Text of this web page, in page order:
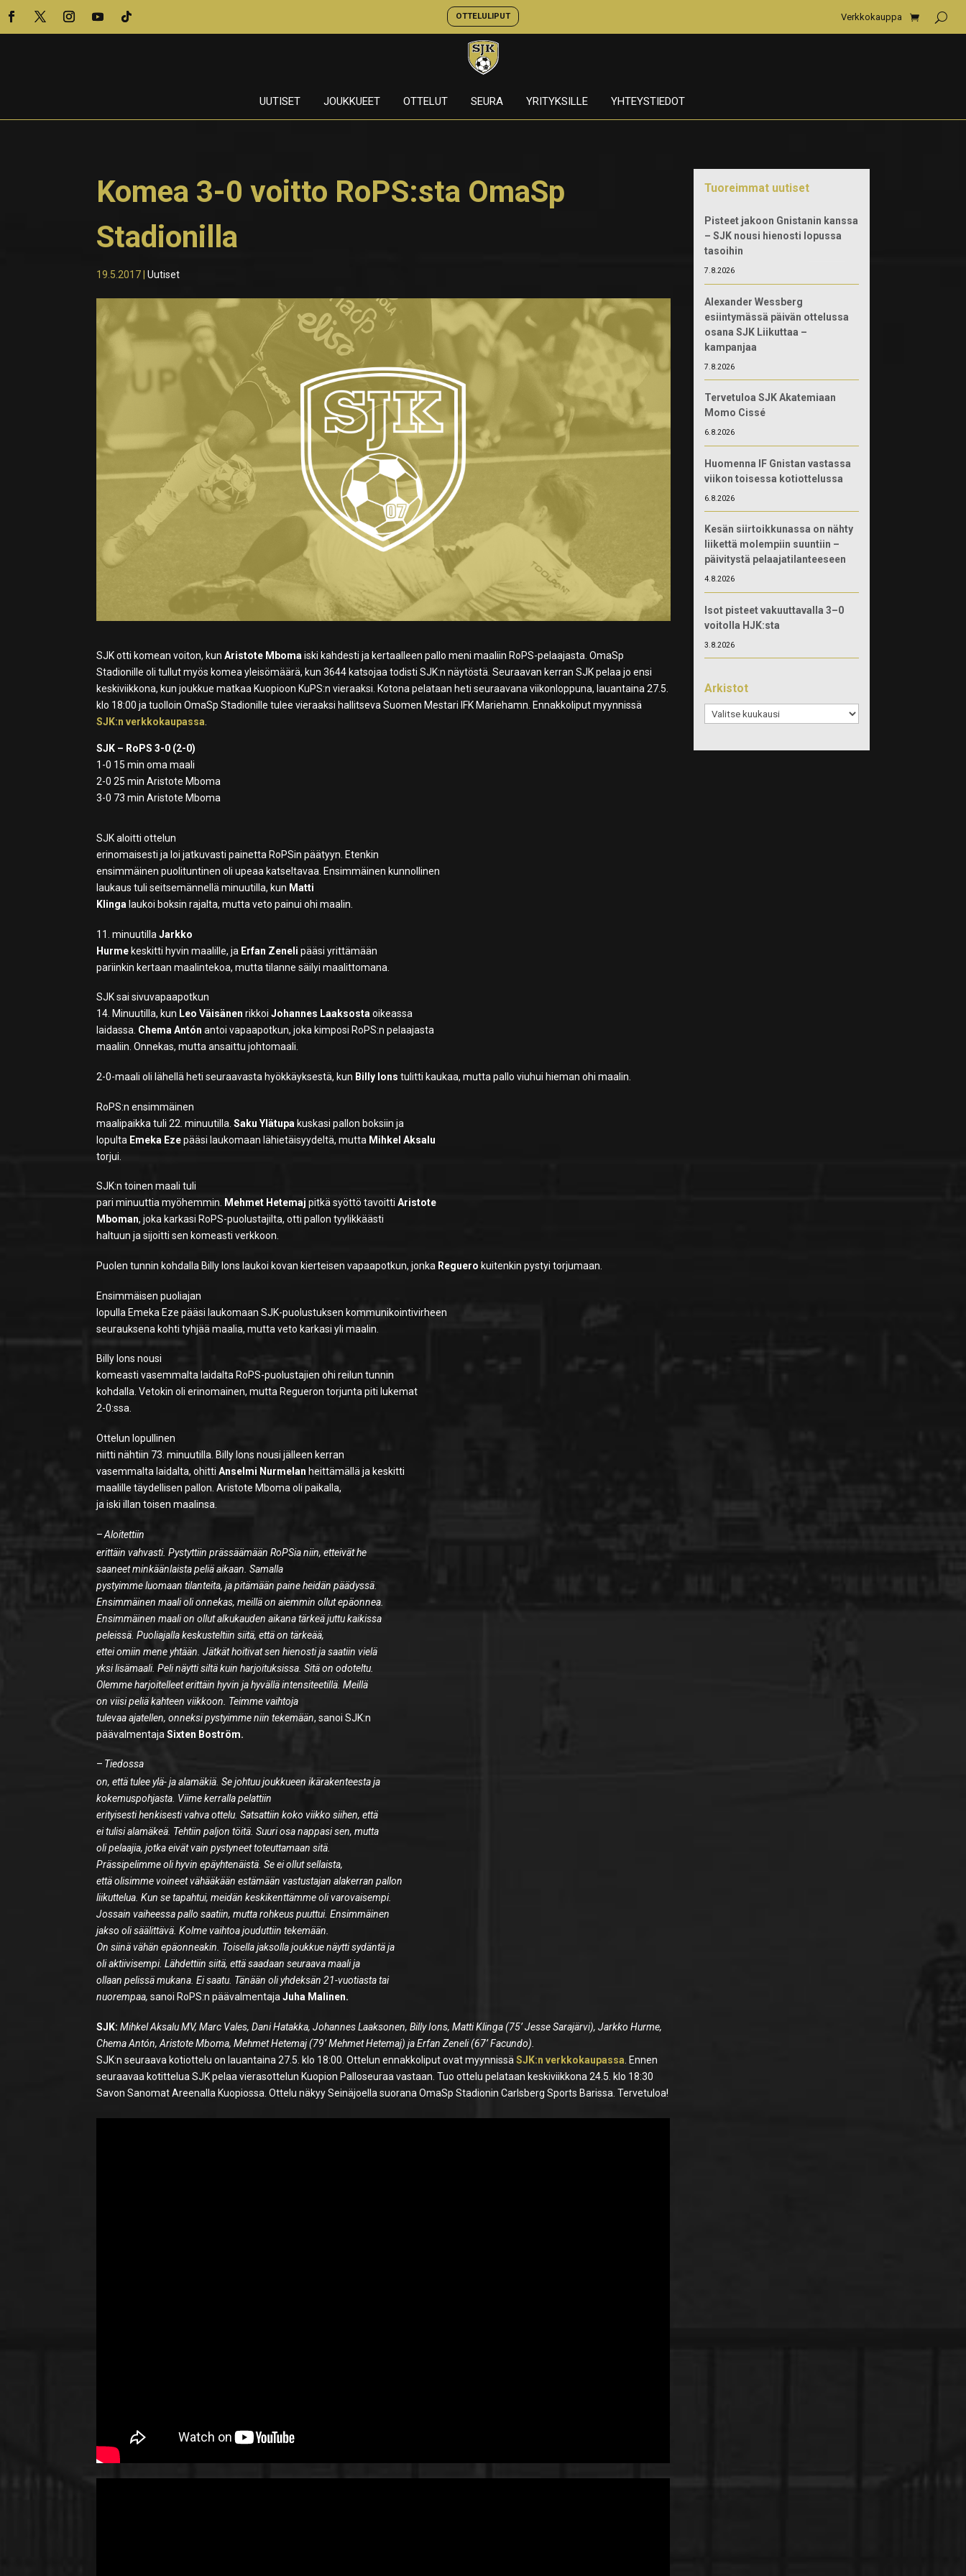
OTTELULIPUT Verkkokauppa
UUTISET JOUKKUEET OTTELUT SEURA YRITYKSILLE YHTEYSTIEDOT
Komea 3-0 voitto RoPS:sta OmaSp
Stadionilla
19.5.2017 |Uutiset
SJK otti komean voiton, kunAristote Mbomaiski kahdesti ja kertaalleen pallo meni maaliin RoPS-pelaajasta. OmaSp
Stadionille oli tullut myös komea yleisömäärä, kun 3644 katsojaa todisti SJK:n näytöstä. Seuraavan kerran SJK pelaa jo ensi
keskiviikkona, kun joukkue matkaa Kuopioon KuPS:n vieraaksi. Kotona pelataan heti seuraavana viikonloppuna, lauantaina 27.5.
klo 18:00 ja tuolloin OmaSp Stadionille tulee vieraaksi hallitseva Suomen Mestari IFK Mariehamn. Ennakkoliput myynnissä
SJK:n verkkokaupassa.
SJK – RoPS 3-0 (2-0)
1-0 15 min oma maali
2-0 25 min Aristote Mboma
3-0 73 min Aristote Mboma
SJK aloitti ottelun
erinomaisesti ja loi jatkuvasti painetta RoPSin päätyyn. Etenkin
ensimmäinen puolituntinen oli upeaa katseltavaa. Ensimmäinen kunnollinen
laukaus tuli seitsemännellä minuutilla, kun Matti
Klinga laukoi boksin rajalta, mutta veto painui ohi maalin.
11. minuutillaJarkko
Hurme keskitti hyvin maalille, ja Erfan Zeneli pääsi yrittämään
pariinkin kertaan maalintekoa, mutta tilanne säilyi maalittomana.
SJK sai sivuvapaapotkun
14. Minuutilla, kun Leo Väisänen rikkoiJohannes Laaksostaoikeassa
laidassa. Chema Antón antoi vapaapotkun, joka kimposi RoPS:n pelaajasta
maaliin. Onnekas, mutta ansaittu johtomaali.
2-0-maali oli lähellä heti seuraavasta hyökkäyksestä, kun Billy Ions tulitti kaukaa, mutta pallo viuhui hieman ohi maalin.
RoPS:n ensimmäinen
maalipaikka tuli 22. minuutilla.Saku Ylätupa kuskasi pallon boksiin ja
lopulta Emeka Ezepääsi laukomaan lähietäisyydeltä, mutta Mihkel Aksalu
torjui.
SJK:n toinen maali tuli
pari minuuttia myöhemmin. Mehmet Hetemaj pitkä syöttö tavoittiAristote
Mboman, joka karkasi RoPS-puolustajilta, otti pallon tyylikkäästi
haltuun ja sijoitti sen komeasti verkkoon.
Puolen tunnin kohdalla Billy Ions laukoi kovan kierteisen vapaapotkun, jonka Reguero kuitenkin pystyi torjumaan.
Ensimmäisen puoliajan
lopulla Emeka Eze pääsi laukomaan SJK-puolustuksen kommunikointivirheen
seurauksena kohti tyhjää maalia, mutta veto karkasi yli maalin.
Billy Ions nousi
komeasti vasemmalta laidalta RoPS-puolustajien ohi reilun tunnin
kohdalla. Vetokin oli erinomainen, mutta Regueron torjunta piti lukemat
2-0:ssa.
Ottelun lopullinen
niitti nähtiin 73. minuutilla. Billy Ions nousi jälleen kerran
vasemmalta laidalta, ohittiAnselmi Nurmelan heittämällä ja keskitti
maalille täydellisen pallon. Aristote Mboma oli paikalla,
ja iski illan toisen maalinsa.
– Aloitettiin
erittäin vahvasti. Pystyttiin prässäämään RoPSia niin, etteivät he
saaneet minkäänlaista peliä aikaan. Samalla
pystyimme luomaan tilanteita, ja pitämään paine heidän päädyssä.
Ensimmäinen maali oli onnekas, meillä on aiemmin ollut epäonnea.
Ensimmäinen maali on ollut alkukauden aikana tärkeä juttu kaikissa
peleissä. Puoliajalla keskusteltiin siitä, että on tärkeää,
ettei omiin mene yhtään. Jätkät hoitivat sen hienosti ja saatiin vielä
yksi lisämaali. Peli näytti siltä kuin harjoituksissa. Sitä on odoteltu.
Olemme harjoitelleet erittäin hyvin ja hyvällä intensiteetillä. Meillä
on viisi peliä kahteen viikkoon. Teimme vaihtoja
tulevaa ajatellen, onneksi pystyimme niin tekemään, sanoi SJK:n
päävalmentajaSixten Boström.
– Tiedossa
on, että tulee ylä- ja alamäkiä. Se johtuu joukkueen ikärakenteesta ja
kokemuspohjasta. Viime kerralla pelattiin
erityisesti henkisesti vahva ottelu. Satsattiin koko viikko siihen, että
ei tulisi alamäkeä. Tehtiin paljon töitä. Suuri osa nappasi sen, mutta
oli pelaajia, jotka eivät vain pystyneet toteuttamaan sitä.
Prässipelimme oli hyvin epäyhtenäistä. Se ei ollut sellaista,
että olisimme voineet vähääkään estämään vastustajan alakerran pallon
liikuttelua. Kun se tapahtui, meidän keskikenttämme oli varovaisempi.
Jossain vaiheessa pallo saatiin, mutta rohkeus puuttui. Ensimmäinen
jakso oli säälittävä. Kolme vaihtoa jouduttiin tekemään.
On siinä vähän epäonneakin. Toisella jaksolla joukkue näytti sydäntä ja
oli aktiivisempi. Lähdettiin siitä, että saadaan seuraava maali ja
ollaan pelissä mukana. Ei saatu. Tänään oli yhdeksän 21-vuotiasta tai
nuorempaa, sanoi RoPS:n päävalmentajaJuha Malinen.
SJK: Mihkel Aksalu MV, Marc Vales, Dani Hatakka, Johannes Laaksonen, Billy Ions, Matti Klinga (75’ Jesse Sarajärvi), Jarkko Hurme,
Chema Antón, Aristote Mboma, Mehmet Hetemaj (79’ Mehmet Hetemaj) ja Erfan Zeneli (67’ Facundo).
SJK:n seuraava kotiottelu on lauantaina 27.5. klo 18:00. Ottelun ennakkoliput ovat myynnissäSJK:n verkkokaupassa . Ennen
seuraavaa kotittelua SJK pelaa vierasottelun Kuopion Palloseuraa vastaan. Tuo ottelu pelataan keskiviikkona 24.5. klo 18:30
Savon Sanomat Areenalla Kuopiossa. Ottelu näkyy Seinäjoella suorana OmaSp Stadionin Carlsberg Sports Barissa. Tervetuloa!
Tuoreimmat uutiset
Pisteet jakoon Gnistanin kanssa
– SJK nousi hienosti lopussa
tasoihin
7.8.2026
Alexander Wessberg
esiintymässä päivän ottelussa
osana SJK Liikuttaa –
kampanjaa
7.8.2026
Tervetuloa SJK Akatemiaan
Momo Cissé
6.8.2026
Huomenna IF Gnistan vastassa
viikon toisessa kotiottelussa
6.8.2026
Kesän siirtoikkunassa on nähty
liikettä molempiin suuntiin –
päivitystä pelaajatilanteeseen
4.8.2026
Isot pisteet vakuuttavalla 3–0
voitolla HJK:sta
3.8.2026
Arkistot
Arkistot